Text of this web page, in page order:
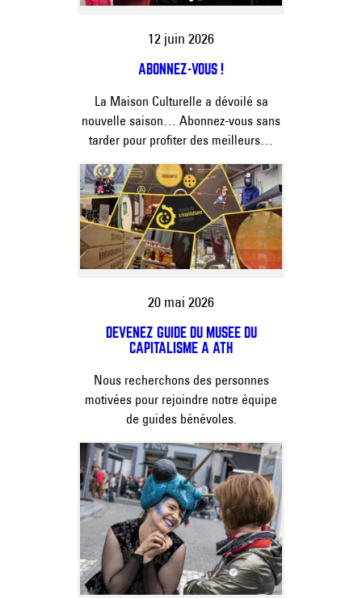
12 juin 2026
ABONNEZ-VOUS !
La Maison Culturelle a dévoilé sa
nouvelle saison… Abonnez-vous sans
tarder pour profiter des meilleurs…
20 mai 2026
DEVENEZ GUIDE DU MUSÉE DU
CAPITALISME À ATH
Nous recherchons des personnes
motivées pour rejoindre notre équipe
de guides bénévoles.